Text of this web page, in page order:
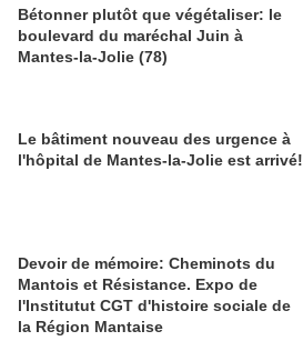
Bétonner plutôt que végétaliser: le
boulevard du maréchal Juin à
Mantes-la-Jolie (78)
Le bâtiment nouveau des urgence à
l'hôpital de Mantes-la-Jolie est arrivé!
Devoir de mémoire: Cheminots du
Mantois et Résistance. Expo de
l'Institutut CGT d'histoire sociale de
la Région Mantaise